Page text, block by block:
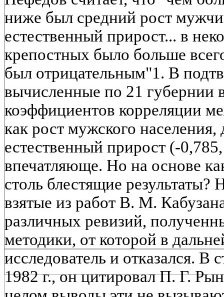
ниже был средний рост
естественный прирост... в
крепостных было больше
был отрицательным"1. В
вычисленные по 21 губернии
коэффициентов корреляции
как рост мужского
естественный прирост (-
впечатляюще. Но на основе
столь блестящие
взятые из работ В. М.
различных ревизий,
методики, от которой в
исследователь и отказался. В
1982 г., он цитировал П. Г.